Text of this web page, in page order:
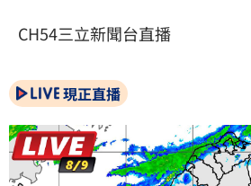
CH54三立新聞台直播
現正直播